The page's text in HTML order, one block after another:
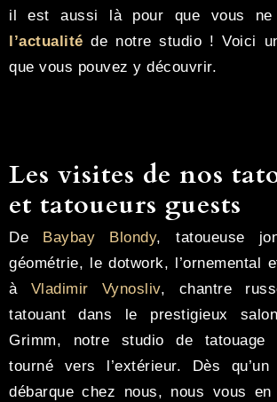
il est aussi là pour que vous
l’actualité de notre studio ! Voici
que vous pouvez y découvrir.
Les visites de nos
et tatoueurs guests
De Baybay Blondy, tatoueuse
géométrie, le dotwork, l’ornemental
à Vladimir Vynosliv, chantre
tatouant dans le prestigieux
Grimm, notre studio de tatouage
tourné vers l’extérieur. Dès
débarque chez nous, nous vous